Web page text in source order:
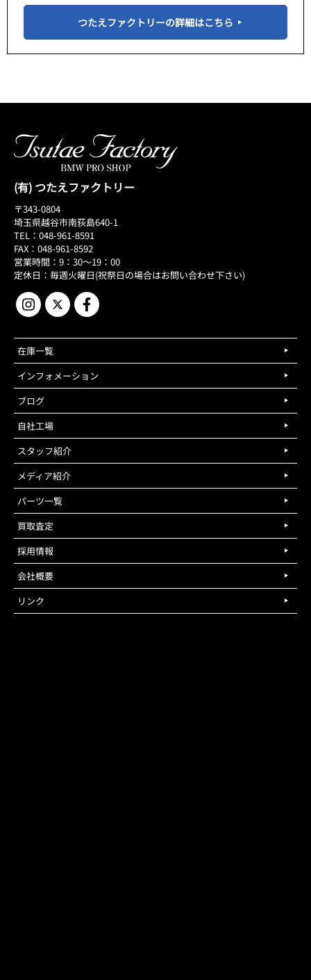
つたえファクトリーの詳細はこちら
(有) つたえファクトリー
〒343-0804
埼玉県越谷市南荻島640-1
TEL：048-961-8591
FAX：048-961-8592
営業時間：9：30～19：00
定休日：毎週火曜日(祝祭日の場合はお問い合わせ下さい)
在庫一覧
インフォメーション
ブログ
自社工場
スタッフ紹介
メディア紹介
パーツ一覧
買取査定
採用情報
会社概要
リンク